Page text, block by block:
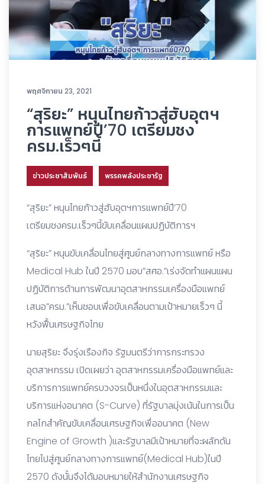
พฤศจิกายน 23, 2021
“สุริยะ” หนุนไทยก้าวสู่ฮับอุตฯ
การแพทย์ปี’70 เตรียมชง
ครม.เร็วๆนี้
ข่าวประชาสัมพันธ์ พรรคพลังประชารัฐ
“สุริยะ” หนุนไทยก้าวสู่ฮับอุตฯการแพทย์ปี’70
เตรียมชงครม.เร็วๆนี้ขับเคลื่อนแผนปฏิบัติการฯ
“สุริยะ” หนุนขับเคลื่อนไทยสู่ศูนย์กลางทางการแพทย์ หรือ
Medical Hub ในปี 2570 มอบ”สศอ.”เร่งจัดทำแผนแผน
ปฏิบัติการด้านการพัฒนาอุตสาหกรรมเครื่องมือแพทย์
เสนอ”ครม.”เห็นชอบเพื่อขับเคลื่อนตามเป้าหมายเร็วๆ นี้
หวังฟื้นเศรษฐกิจไทย
นายสุริยะ จึงรุ่งเรืองกิจ รัฐมนตรีว่าการกระทรวง
อุตสาหกรรม เปิดเผยว่า อุตสาหกรรมเครื่องมือแพทย์และ
บริการการแพทย์ครบวงจรเป็นหนึ่งในอุตสาหกรรมและ
บริการแห่งอนาคต (S-Curve) ที่รัฐบาลมุ่งเน้นในการเป็น
กลไกสำคัญขับเคลื่อนเศรษฐกิจเพื่ออนาคต (New
Engine of Growth )และรัฐบาลมีเป้าหมายที่จะผลักดัน
ไทยไปสู่ศูนย์กลางทางการแพทย์(Medical Hub)ในปี
2570 ดังนั้นจึงได้มอบหมายให้สำนักงานเศรษฐกิจ